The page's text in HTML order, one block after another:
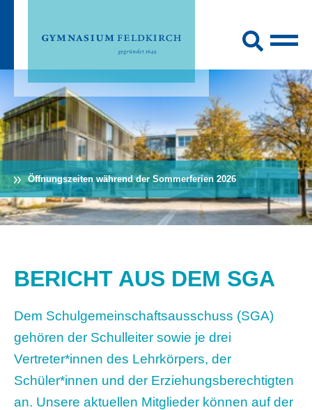
Öffnungszeiten während der Sommerferien 2026
BERICHT AUS DEM SGA
Dem Schulgemeinschaftsausschuss (SGA)
gehören der Schulleiter sowie je drei
Vertreter*innen des Lehrkörpers, der
Schüler*innen und der Erziehungsberechtigten
an. Unsere aktuellen Mitglieder können auf der